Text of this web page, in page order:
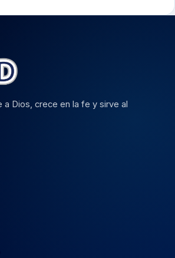
a Dios, crece en la fe y sirve al